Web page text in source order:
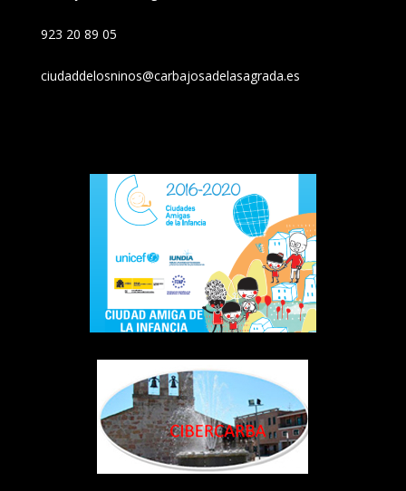
923 20 89 05
ciudaddelosninos@carbajosadelasagrada.es